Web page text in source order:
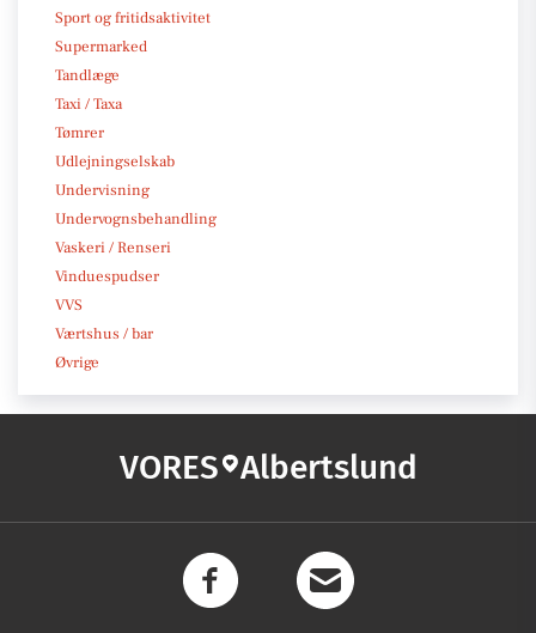
Sport og fritidsaktivitet
Supermarked
Tandlæge
Taxi / Taxa
Tømrer
Udlejningselskab
Undervisning
Undervognsbehandling
Vaskeri / Renseri
Vinduespudser
VVS
Værtshus / bar
Øvrige
VORES Albertslund